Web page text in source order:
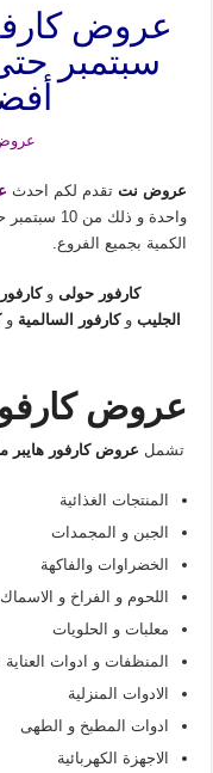
عروض
عروض نت تقدم لكم احدث
الكمية بجميع الفروع.
كارفور حولى و
الجليبو كارفور السالميةو
عروض كارفور
تشمل عروض كارفور هايبر
المنتجات الغذائية
الجبن و المجمدات
الخضراوات والفاكهة
اللحوم و الفراخ و الاسماك
معلبات و الحلويات
المنظفات و ادوات
الادوات المنزلية
ادوات المطبخ و الطهى
الاجهزة الكهربائية